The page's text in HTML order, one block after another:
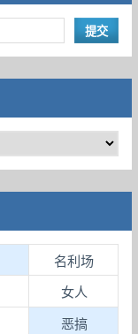
名利场
女人
恶搞